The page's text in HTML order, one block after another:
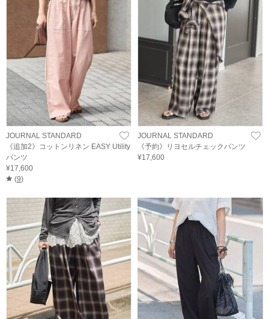
JOURNAL STANDARD
《追加2》コットンリネン EASY Utility
パンツ
¥17,600
(9)
JOURNAL STANDARD
《予約》リヨセルチェックパンツ
¥17,600